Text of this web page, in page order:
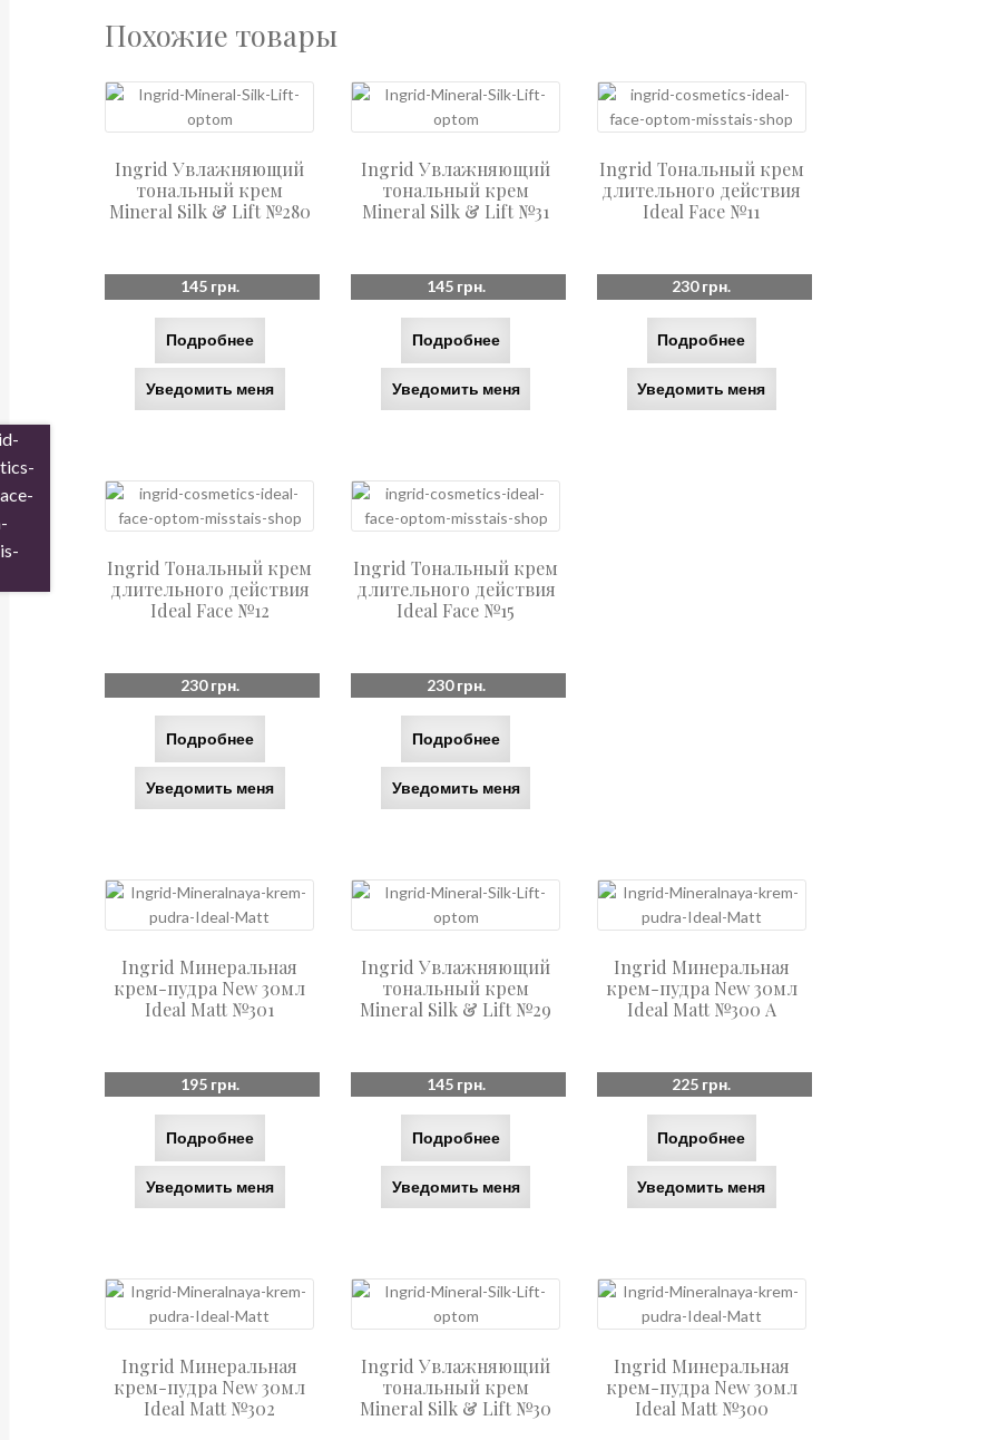
Похожие товары
Ingrid Увлажняющий
тональный крем
Mineral Silk & Lift №280
145 грн.
Подробнее
Уведомить меня
Ingrid Увлажняющий
тональный крем
Mineral Silk & Lift №31
145 грн.
Подробнее
Уведомить меня
Ingrid Тональный крем
длительного действия
Ideal Face №11
230грн.
Подробнее
Уведомить меня
Ingrid Тональный крем
длительного действия
Ideal Face №12
230грн.
Подробнее
Уведомить меня
Ingrid Тональный крем
длительного действия
Ideal Face №15
230грн.
Подробнее
Уведомить меня
Ingrid Минеральная
крем-пудра New 30мл
Ideal Matt №301
195 грн.
Подробнее
Уведомить меня
Ingrid Увлажняющий
тональный крем
Mineral Silk & Lift №29
145 грн.
Подробнее
Уведомить меня
Ingrid Минеральная
крем-пудра New 30мл
Ideal Matt №300 А
225 грн.
Подробнее
Уведомить меня
Ingrid Минеральная
крем-пудра New 30мл
Ideal Matt №302
Ingrid Увлажняющий
тональный крем
Mineral Silk & Lift №30
Ingrid Минеральная
крем-пудра New 30мл
Ideal Matt №300